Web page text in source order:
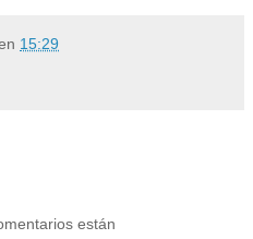
15:29
están